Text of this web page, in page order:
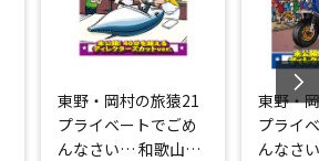
東野・岡村の旅猿21
プライベートでごめ
んなさい… 和歌山県
東野・
プライ
んなさ